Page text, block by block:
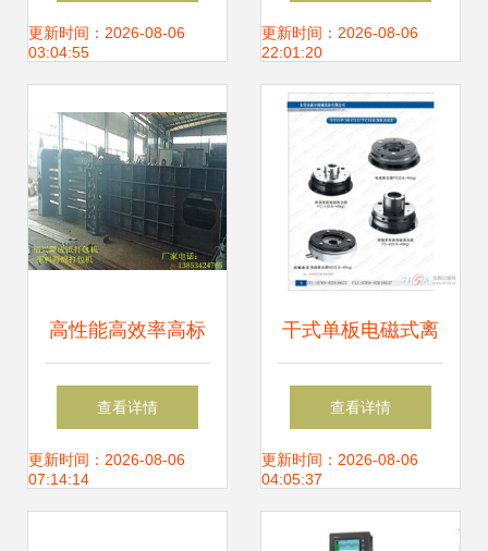
式机电控制系统中
更新时间：2026-08-06
03:04:55
电系统中的应用
更新时间：2026-08-06
22:01:20
高性能高效率高标
准废纸打包机 盖州
不可或缺的理想机
查看详情
更新时间：2026-08-06
07:14:14
干式单板电磁式离
合器在美鑫尔机电
机电控制系统中的
应用与优势
查看详情
更新时间：2026-08-06
04:05:37